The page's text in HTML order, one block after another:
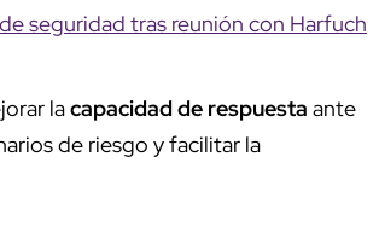
seguridad tras reunión con Harfuch
lacapacidad de respuesta ante
de riesgo y facilitar la